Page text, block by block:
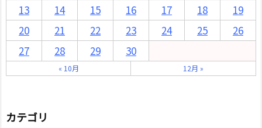
13
14 15 16 17 18
19
20
21 22 23 24 25
26
27
28 29 30
« 10月 12月 »
カテゴリ